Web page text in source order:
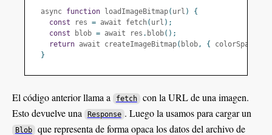
  async
function loadImageBitmap( url )
{
const res = await fetch( url );
const blob = await res . blob();
return await createImageBitmap( blob, {
}
El código anterior llama a fetch con la URL de una imagen.
Esto devuelve una
Response . Luego la usamos para cargar un
Blob que representa de forma opaca los datos del archivo de